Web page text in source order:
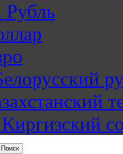
Рубль
Киргизский
Поиск